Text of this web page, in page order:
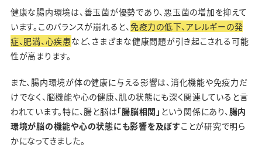
健康な腸内環境は、善玉菌が優勢であり、悪玉菌の増加を抑えて
います。このバランスが崩れると、免疫力の低下、アレルギーの発
症、肥満、心疾患など、さまざまな健康問題が引き起こされる可能
性が高まります。
また、腸内環境が体の健康に与える影響は、消化機能や免疫力だ
けでなく、脳機能や心の健康、肌の状態にも深く関連していると言
われています。特に、腸と脳は「腸脳相関」 という関係にあり、腸内
環境が脳の機能や心の状態にも影響を及ぼすことが研究で明ら
かになってきました。